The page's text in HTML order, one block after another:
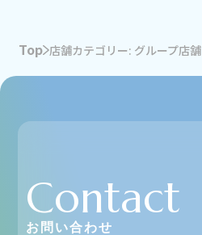
Top 店舗カテゴリー: グループ店舗
Contact
お問い合わせ